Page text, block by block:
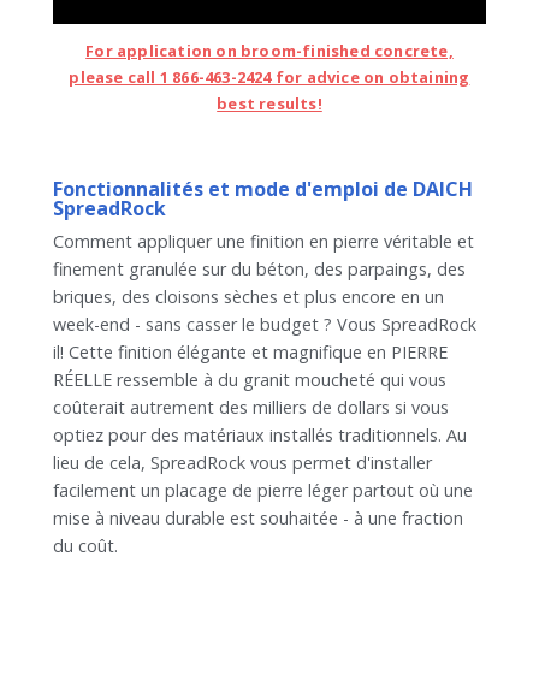
For application on broom-finished concrete,
please call 1 866-463-2424 for advice on obtaining
best results!
Fonctionnalités et mode d'emploi de DAICH
SpreadRock
Comment appliquer une finition en pierre véritable et
finement granulée sur du béton, des parpaings, des
briques, des cloisons sèches et plus encore en un
week-end - sans casser le budget ? Vous SpreadRock
il! Cette finition élégante et magnifique en PIERRE
RÉELLE ressemble à du granit moucheté qui vous
coûterait autrement des milliers de dollars si vous
optiez pour des matériaux installés traditionnels. Au
lieu de cela, SpreadRock vous permet d'installer
facilement un placage de pierre léger partout où une
mise à niveau durable est souhaitée - à une fraction
du coût.